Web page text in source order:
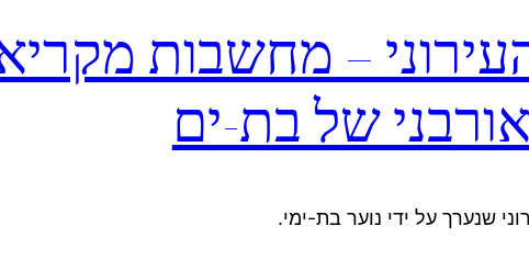
– מחשבות
של בת-ים
שנערך על ידי נוער בת-ימי.